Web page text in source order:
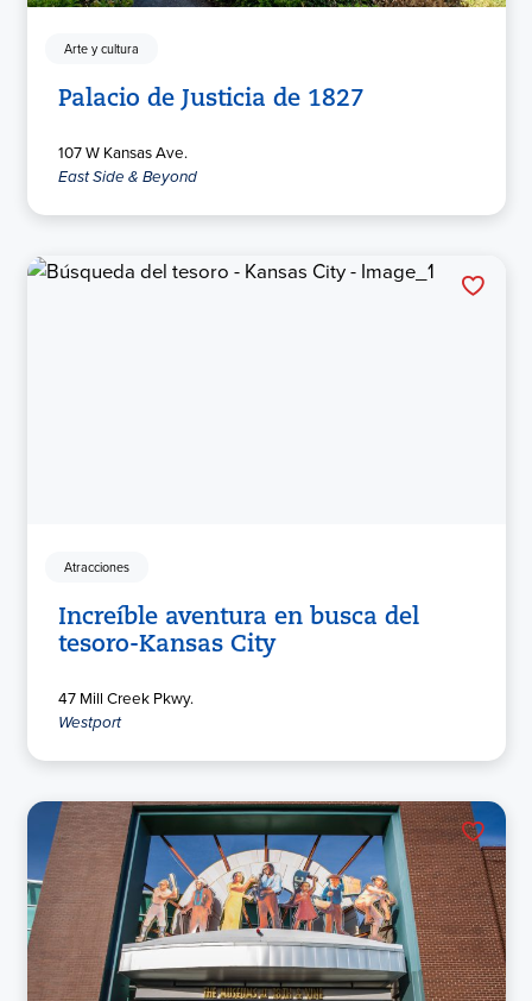
Arte y cultura
Palacio de Justicia de 1827
107 W Kansas Ave.
East Side & Beyond
Atracciones
Increíble aventura en busca del
tesoro-Kansas City
47 Mill Creek Pkwy.
Westport